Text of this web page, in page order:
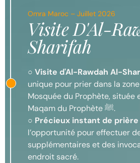
Omra Maroc – Juillet 2026
Visite D'Al-
Sharifah
○ Visite d'Al-Rawdah Al-
unique pour prier dans la
Mosquée du Prophète, située
Maqam du Prophète ﷺ.
○ Précieux instant de prière
l’opportunité pour effectuer
supplémentaires et des
endroit sacré.